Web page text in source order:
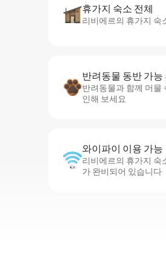
휴가지 숙소 전체
리비에르의 휴가지 숙
반려동물 동반 가능
반려동물과 함께 머물
인해 보세요
와이파이 이용 가능
리비에르의 휴가지 숙
가 완비되어 있습니다